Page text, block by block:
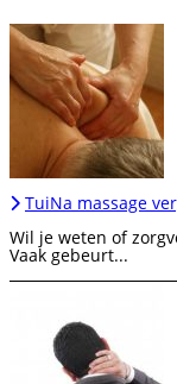
TuiNa massage
Wil je weten of
Vaak gebeurt...